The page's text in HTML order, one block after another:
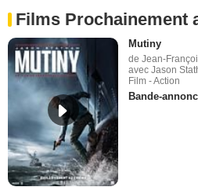
Films Prochainement
Mutiny
de Jean-
avec Jason
Film - Action
Bande-